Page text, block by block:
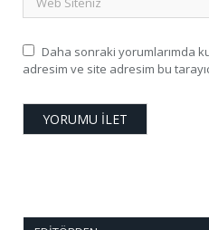
Daha sonraki yorumlarımda
adresim ve site adresim bu